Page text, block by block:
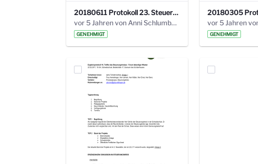
20180611 Protokoll 23. Steuerungskreis.pdf
vor 5 Jahren von Anni Schlumberger
GENEHMIGT GENEHMIGT